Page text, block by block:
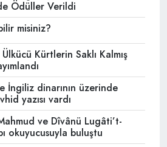
Ödüller Verildi
misiniz?
Kürtlerin Saklı Kalmış
İngiliz dinarının üzerinde
yazısı vardı
ve Dîvânü Lugâti’t-
okuyucusuyla buluştu